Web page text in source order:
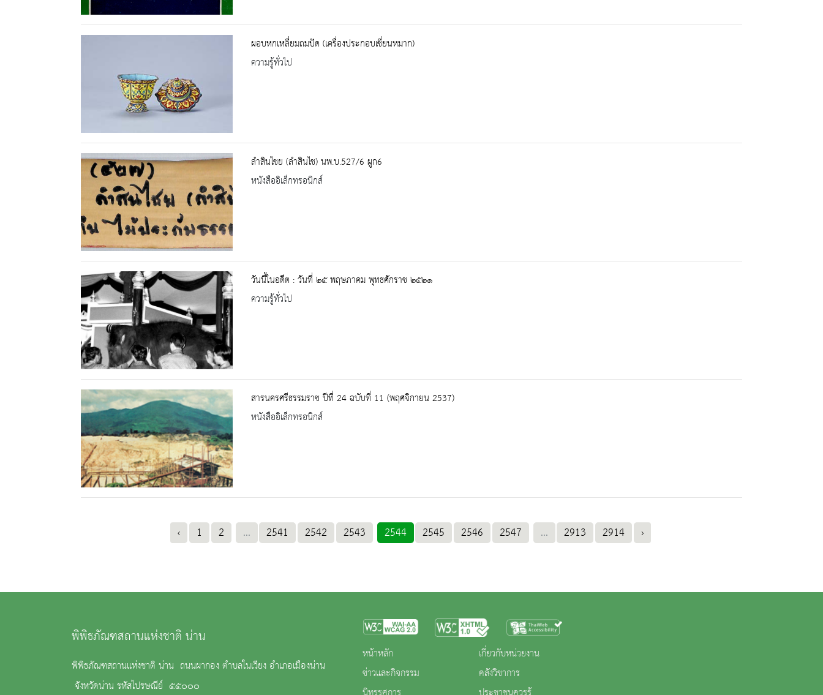
ผอบหกเหลี่ยมถมปัด (เครื่องประกอบเชี่ยนหมาก)
ความรู้ทั่วไป
ลำสินไชย (ลำสินไช) นพ.บ.527/6 ผูก6
หนังสืออิเล็กทรอนิกส์
วันนี้ในอดีต : วันที่ ๒๕ พฤษภาคม พุทธศักราช ๒๕๒๑
ความรู้ทั่วไป
สารนครศรีธรรมราช ปีที่ 24 ฉบับที่ 11 (พฤศจิกายน 2537)
หนังสืออิเล็กทรอนิกส์
‹ 1 2 ... 2541 2542 2543 2544 2545 2546 2547 ... 2913 2914 ›
พิพิธภัณฑสถานแห่งชาติ น่าน
พิพิธภัณฑสถานแห่งชาติ น่าน ถนนผากอง ตำบลในเวียง อำเภอเมืองน่าน
จังหวัดน่าน รหัสไปรษณีย์ ๕๕๐๐๐
หน้าหลัก
ข่าวและกิจกรรม
เกี่ยวกับหน่วยงาน
คลังวิชาการ